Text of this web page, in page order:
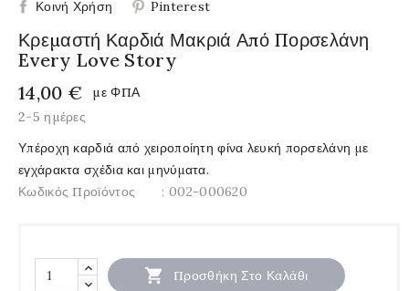
Κοινή Χρήση Pinterest
Κρεμαστή Καρδιά Μακριά Από Πορσελάνη
Every Love Story
14,00 €
με ΦΠΑ
2-5 ημέρες
Υπέροχη καρδιά από χειροποίητη φίνα λευκή πορσελάνη με
εγχάρακτα σχέδια και μηνύματα.
Κωδικός Προϊόντος
: 002-000620
 Προσθήκη Στο Καλάθι